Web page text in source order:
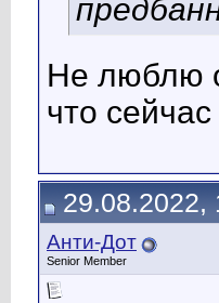
Не люблю
что
29.08.2022,
Анти-Дот
Senior Member